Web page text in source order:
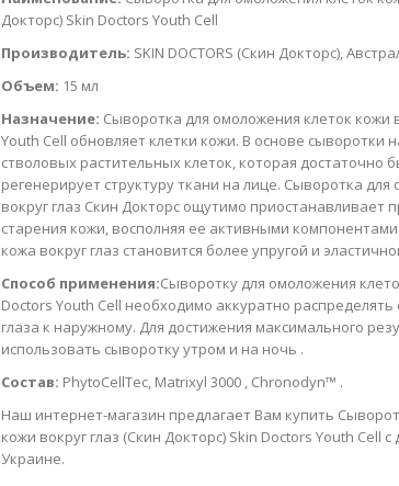
Докторс) Skin Doctors Youth Cell
Производитель: SKIN DOCTORS (Скин Докторс),
Объем: 15 мл
Назначение: Сыворотка для омоложения клеток кожи
Youth Cell обновляет клетки кожи. В основе сыворотки
стволовых растительных клеток, которая достаточно
регенерирует структуру ткани на лице. Сыворотка
вокруг глаз Скин Докторс ощутимо приостанавливает
старения кожи, восполняя ее активными
кожа вокруг глаз становится более упругой и
Способ применения:Сыворотку для омоложения
Doctors Youth Cell необходимо аккуратно распределять
глаза к наружному. Для достижения максимального
использовать сыворотку утром и на ночь .
Состав: PhytoCellTec, Matrixyl 3000 , Chronodyn™ .
Наш интернет-магазин предлагает Вам купить
кожи вокруг глаз (Скин Докторс) Skin Doctors Youth Cell
Украине.